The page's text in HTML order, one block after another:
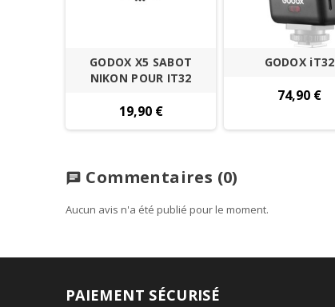
GODOX X5 SABOT
NIKON POUR IT32
19,90 €
GODOX iT32
74,90 €
chat Commentaires (0)
Aucun avis n'a été publié pour le moment.
PAIEMENT SÉCURISÉ